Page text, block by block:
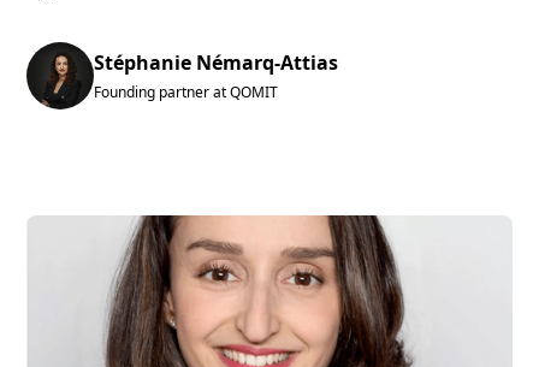
Stéphanie Némarq-Attias
Founding partner at QOMIT